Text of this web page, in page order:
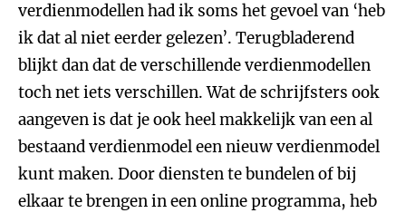
verdienmodellen had ik soms het gevoel van ‘heb
ik dat al niet eerder gelezen’. Terugbladerend
blijkt dan dat de verschillende verdienmodellen
toch net iets verschillen. Wat de schrijfsters ook
aangeven is dat je ook heel makkelijk van een al
bestaand verdienmodel een nieuw verdienmodel
kunt maken. Door diensten te bundelen of bij
elkaar te brengen in een online programma, heb